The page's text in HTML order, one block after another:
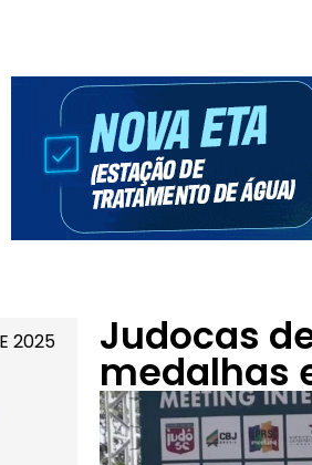
2025 Judocas
medalhas